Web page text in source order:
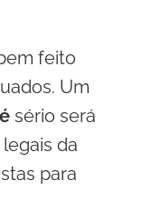
feito
Um
sério será
da
para